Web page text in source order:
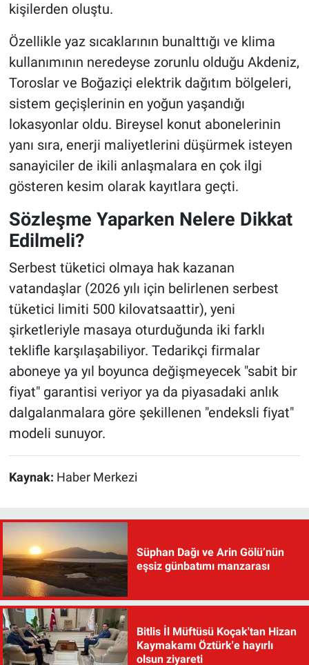
kişilerden oluştu.
Özellikle yaz sıcaklarının bunalttığı ve klima
kullanımının neredeyse zorunlu olduğu Akdeniz,
Toroslar ve Boğaziçi elektrik dağıtım bölgeleri,
sistem geçişlerinin en yoğun yaşandığı
lokasyonlar oldu. Bireysel konut abonelerinin
yanı sıra, enerji maliyetlerini düşürmek isteyen
sanayiciler de ikili anlaşmalara en çok ilgi
gösteren kesim olarak kayıtlara geçti.
Sözleşme Yaparken Nelere Dikkat
Edilmeli?
Serbest tüketici olmaya hak kazanan
vatandaşlar (2026 yılı için belirlenen serbest
tüketici limiti 500 kilovatsaattir), yeni
şirketleriyle masaya oturduğunda iki farklı
teklifle karşılaşabiliyor. Tedarikçi firmalar
aboneye ya yıl boyunca değişmeyecek "sabit bir
fiyat" garantisi veriyor ya da piyasadaki anlık
dalgalanmalara göre şekillenen "endeksli fiyat"
modeli sunuyor.
Kaynak: Haber Merkezi
Süphan Dağı ve Arin Gölü’nün
eşsiz günbatımı manzarası
Bitlis İl Müftüsü Koçak'tan Hizan
Kaymakamı Öztürk'e hayırlı
olsun ziyareti